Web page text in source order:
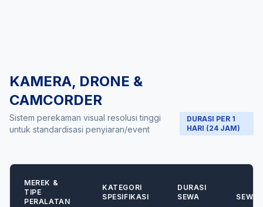
KAMERA, DRONE &
CAMCORDER
Sistem perekaman visual resolusi tinggi
untuk standardisasi penyiaran/event
DURASI PER 1
HARI (24 JAM)
MEREK &
TIPE
PERALATAN
KATEGORI
SPESIFIKASI
DURASI
SEWA
SEWA